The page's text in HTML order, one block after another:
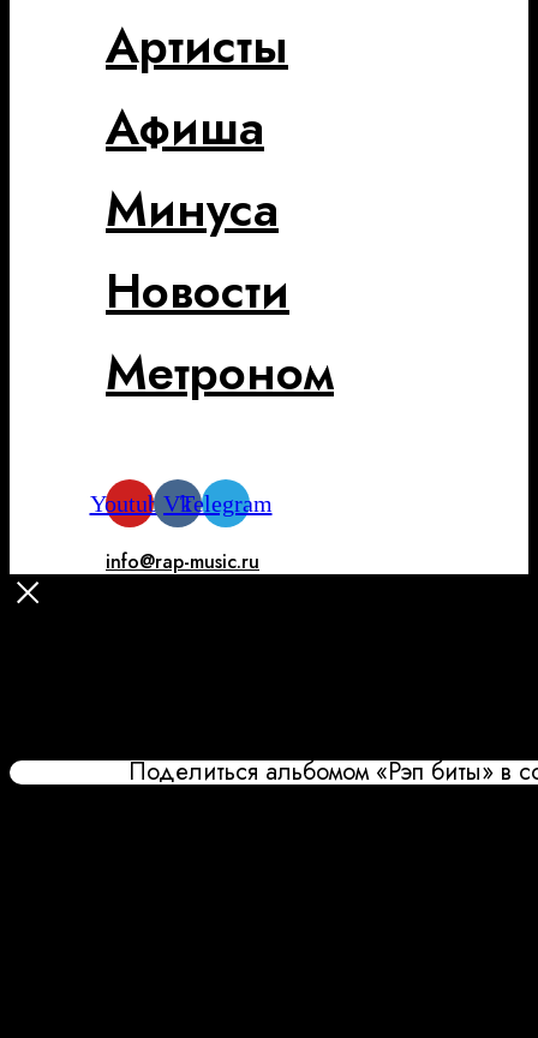
Артисты
Афиша
Минуса
Новости
Метроном
YoutubeVkTelegram
info@rap-music.ru
Поделиться альбомом «Рэп биты» в